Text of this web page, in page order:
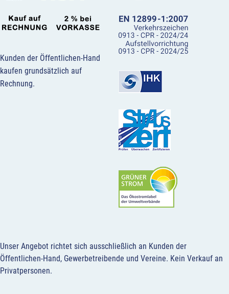
Kunden der Öffentlichen-Hand
kaufen grundsätzlich auf
Rechnung.
Unser Angebot richtet sich ausschließlich an Kunden der
Öffentlichen-Hand, Gewerbetreibende und Vereine. Kein Verkauf an
Privatpersonen.